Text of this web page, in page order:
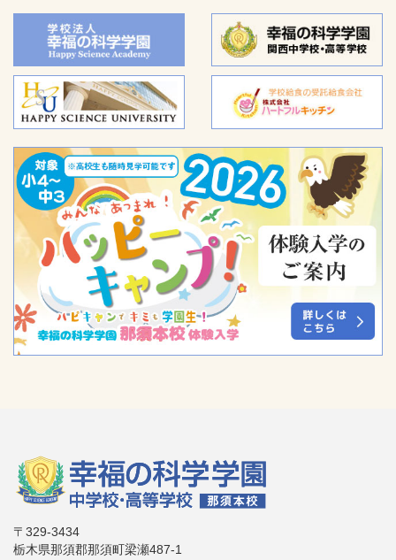
〒329-3434
栃木県那須郡那須町梁瀬487-1